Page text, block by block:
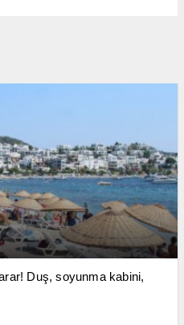
Duş, soyunma kabini,